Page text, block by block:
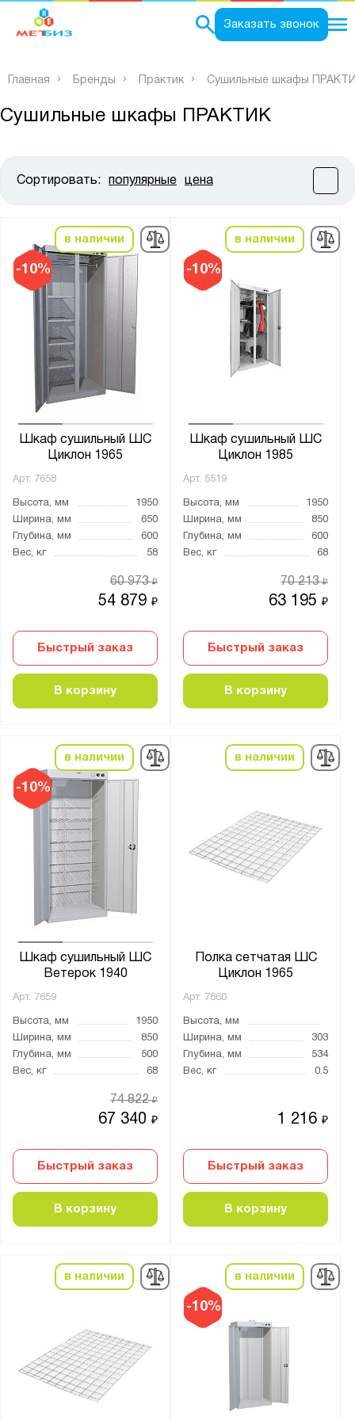
Заказать звонок
Главная Бренды Практик Сушильные шкафы
Сушильные шкафы ПРАКТИК
Сортировать: популярные цена
-10%
в наличии
Шкаф сушильный ШС
Циклон 1965
Арт. 7658
Высота, мм
1950
Ширина, мм
650
Глубина, мм
600
Вес, кг
58
54 879₽
60 973₽
Быстрый заказ
В корзину
-10%
в наличии
Шкаф сушильный ШС
Циклон 1985
Арт. 5519
Высота, мм
1950
Ширина, мм
850
Глубина, мм
600
Вес, кг
68
63 195₽
70 213₽
Быстрый заказ
В корзину
-10%
в наличии
Шкаф сушильный ШС
Ветерок 1940
Арт. 7659
Высота, мм
1950
Ширина, мм
850
Глубина, мм
500
Вес, кг
68
67 340₽
74 822₽
Быстрый заказ
В корзину
в наличии
Полка сетчатая ШС
Циклон 1965
Арт. 7660
Высота, мм
Ширина, мм
303
Глубина, мм
534
Вес, кг
0.5
1 216₽
Быстрый заказ
В корзину
в наличии
-10%
в наличии
Высота, мм:
от до
Ширина, мм:
от до
Глубина, мм:
от до
Количество дверей:
2
5
Тип дверцы:
Тип покрытия поверхности:
Нержавеющая сталь
порошковое
Количество полок, шт.:
от до
Нагрузка на полку, кг:
до
Особенности:
Для прихожей
Стойка для обуви
Шкаф для обуви
Агатовый серый (RAL 7038)
Светло-серый (RAL 7035)
Тёмно-алюминиевый (RAL 9007)
Тип замка:
2 ригельный ключевых еврозамка
eurolock
ригельный ключевой замок